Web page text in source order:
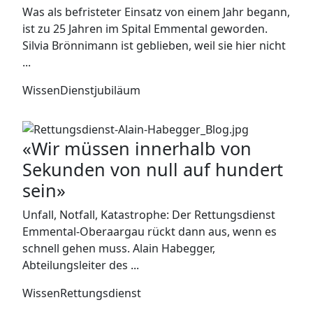
Was als befristeter Einsatz von einem Jahr begann,
ist zu 25 Jahren im Spital Emmental geworden.
Silvia Brönnimann ist geblieben, weil sie hier nicht
...
WissenDienstjubiläum
«Wir müssen innerhalb von
Sekunden von null auf hundert
sein»
Unfall, Notfall, Katastrophe: Der Rettungsdienst
Emmental-Oberaargau rückt dann aus, wenn es
schnell gehen muss. Alain Habegger,
Abteilungsleiter des ...
WissenRettungsdienst